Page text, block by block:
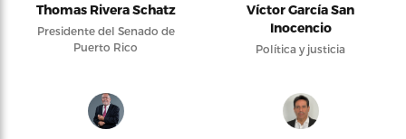
Thomas Rivera Schatz
Presidente del Senado de
Puerto Rico
Víctor García San
Inocencio
Política y justicia